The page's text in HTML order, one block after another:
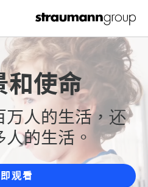
和使命
人的生活，还
的生活。
观看